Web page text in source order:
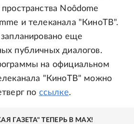
Noôdome
и телеканала "КиноТВ".
еще
публичных диалогов.
на официальном
"КиноТВ" можно
по ссылке.
ГАЗЕТА" ТЕПЕРЬ В MAX!